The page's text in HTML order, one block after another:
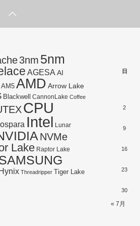
3nm 5nm
AGESA AI
AM5 AMD Arrow Lake
Blackwell CannonLake Coffee
CPU
Intel Lunar
NVMe
Lake Raptor Lake
Threadripper Tiger Lake
日
2
9
16
23
30
« 7月